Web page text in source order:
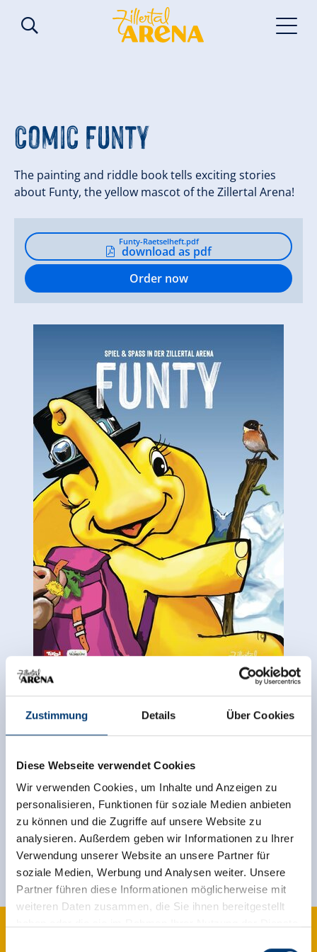
Zustimmung Details Über Cookies
Diese Webseite verwendet Cookies
Wir verwenden Cookies, um Inhalte und Anzeigen zu
personalisieren, Funktionen für soziale Medien anbieten
zu können und die Zugriffe auf unsere Website zu
analysieren. Außerdem geben wir Informationen zu Ihrer
Verwendung unserer Website an unsere Partner für
soziale Medien, Werbung und Analysen weiter. Unsere
Partner führen diese Informationen möglicherweise mit
weiteren Daten zusammen, die Sie ihnen bereitgestellt
Comic Funty
The painting and riddle book tells exciting stories
about Funty, the yellow mascot of the Zillertal Arena!
Funty-Raetselheft.pdf
download as pdf
Order now
back to overview
Sign up for the newsletter now!
register